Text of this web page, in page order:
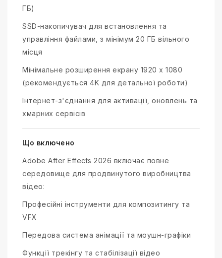
ГБ)
SSD-накопичувач для встановлення та
управління файлами, з мінімум 20 ГБ вільного
місця
Мінімальне розширення екрану 1920 x 1080
(рекомендується 4K для детальної роботи)
Інтернет-з'єднання для активації, оновлень та
хмарних сервісів
Що включено
Adobe After Effects 2026 включає повне
середовище для продвинутого виробництва
відео:
Професійні інструменти для композитингу та
VFX
Передова система анімації та моушн-графіки
Функції трекінгу та стабілізації відео